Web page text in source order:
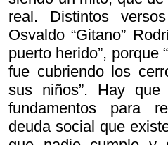
real. Distintos
Osvaldo “Gitano”
puerto herido”, porque
fue cubriendo los
sus niños”. Hay
fundamentos para
deuda social que